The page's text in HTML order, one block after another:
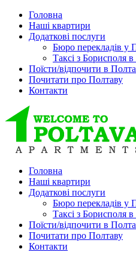
Головна
Наші квартири
Додаткові послуги
Бюро перекладів у
Таксі з Борисполя
Поїсти/відпочити в
Почитати про Полтаву
Контакти
Головна
Наші квартири
Додаткові послуги
Бюро перекладів у
Таксі з Борисполя
Поїсти/відпочити в
Почитати про Полтаву
Контакти